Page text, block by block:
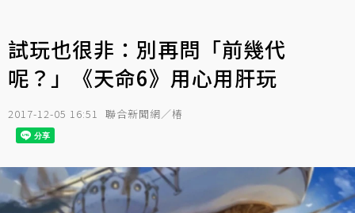
試玩也很非：別再問「前幾代
呢？」《天命6》用心用肝玩
2017-12-05 16:51 聯合新聞網／椿